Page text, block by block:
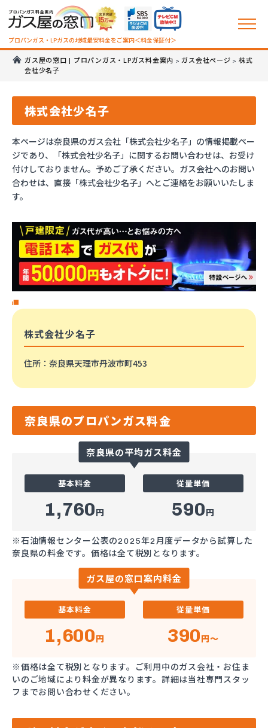
プロパンガス・LPガスの地域最安料金をご案内＜料金保証付＞
ガス屋の窓口 | プロパンガス・LPガス料金案内 >ガス会社ページ > 株式
会社少名子
株式会社少名子
本ページは奈良県のガス会社「株式会社少名子」の情報掲載ペー
ジであり、「株式会社少名子」に関するお問い合わせは、お受け
付けしておりません。予めご了承ください。ガス会社へのお問い
合わせは、直接「株式会社少名子」へとご連絡をお願いいたしま
す。
株式会社少名子
住所 ：奈良県天理市丹波市町453
奈良県のプロパンガス料金
奈良県の平均ガス料金
基本料金
1,760円
従量単価
590円
※石油情報センター公表の2025年2月度データから試算した
奈良県の料金です。価格は全て税別となります。
ガス屋の窓口案内料金
基本料金
1,600円
従量単価
390円～
※価格は全て税別となります。ご利用中のガス会社・お住ま
いのご地域により料金が異なります。詳細は当社専門スタッ
フまでお問い合わせください。